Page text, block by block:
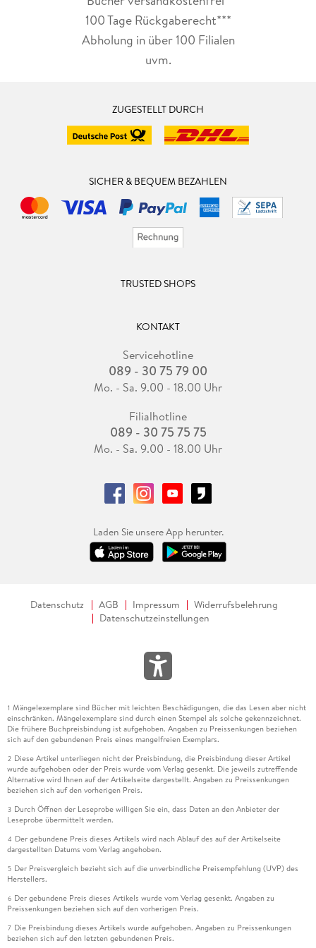
100 Tage Rückgaberecht***
Abholung in über 100 Filialen
uvm.
ZUGESTELLT DURCH
SICHER & BEQUEM BEZAHLEN
TRUSTED SHOPS
KONTAKT
Servicehotline
089 - 30 75 79 00
Mo. - Sa. 9.00 - 18.00 Uhr
Filialhotline
089 - 30 75 75 75
Mo. - Sa. 9.00 - 18.00 Uhr
Laden Sie unsere App herunter.
Datenschutz AGB Impressum
Widerrufsbelehrung
Datenschutzeinstellungen
1 Mängelexemplare sind Bücher mit leichten Beschädigungen, die das Lesen aber nicht
einschränken. Mängelexemplare sind durch einen Stempel als solche gekennzeichnet.
Die frühere Buchpreisbindung ist aufgehoben. Angaben zu Preissenkungen beziehen
sich auf den gebundenen Preis eines mangelfreien Exemplars.
2 Diese Artikel unterliegen nicht der Preisbindung, die Preisbindung dieser Artikel
wurde aufgehoben oder der Preis wurde vom Verlag gesenkt. Die jeweils zutreffende
Alternative wird Ihnen auf der Artikelseite dargestellt. Angaben zu Preissenkungen
beziehen sich auf den vorherigen Preis.
3 Durch Öffnen der Leseprobe willigen Sie ein, dass Daten an den Anbieter der
Leseprobe übermittelt werden.
4 Der gebundene Preis dieses Artikels wird nach Ablauf des auf der Artikelseite
dargestellten Datums vom Verlag angehoben.
5 Der Preisvergleich bezieht sich auf die unverbindliche Preisempfehlung (UVP) des
Herstellers.
6 Der gebundene Preis dieses Artikels wurde vom Verlag gesenkt. Angaben zu
Preissenkungen beziehen sich auf den vorherigen Preis.
7 Die Preisbindung dieses Artikels wurde aufgehoben. Angaben zu Preissenkungen
beziehen sich auf den letzten gebundenen Preis.